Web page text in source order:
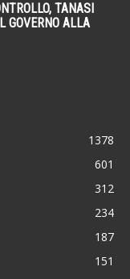
TANASI
GOVERNO ALLA
1378
601
312
234
187
151